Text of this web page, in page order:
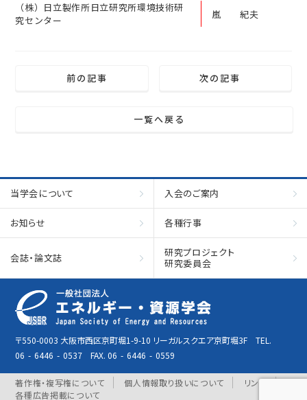
（株）日立製作所日立研究所環境技術研
究センター
嵐 紀夫
前の記事
一覧へ戻る
次の記事
当学会について 入会のご案内
お知らせ 各種行事
会誌・論文誌
研究プロジェクト
研究委員会
〒550-0003 大阪市西区京町堀1-9-10 リーガルスクエア京町堀3F TEL.
06 - 6446 - 0537 FAX. 06 - 6446 - 0559
著作権・複写権について 個人情報取り扱いについて
リンク
各種広告掲載について